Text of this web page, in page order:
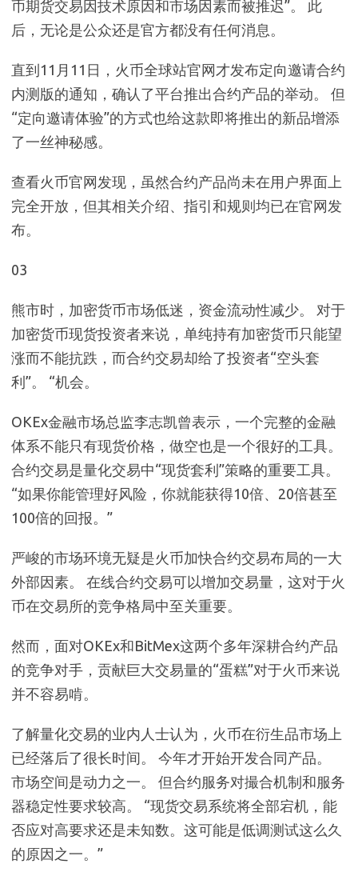
币期货交易因技术原因和市场因素而被推迟”。 此
后，无论是公众还是官方都没有任何消息。
直到11月11日，火币全球站官网才发布定向邀请合约
内测版的通知，确认了平台推出合约产品的举动。 但
“定向邀请体验”的方式也给这款即将推出的新品增添
了一丝神秘感。
查看火币官网发现，虽然合约产品尚未在用户界面上
完全开放，但其相关介绍、指引和规则均已在官网发
布。
03
熊市时，加密货币市场低迷，资金流动性减少。 对于
加密货币现货投资者来说，单纯持有加密货币只能望
涨而不能抗跌，而合约交易却给了投资者“空头套
利”。 “机会。
OKEx金融市场总监李志凯曾表示，一个完整的金融
体系不能只有现货价格，做空也是一个很好的工具。
合约交易是量化交易中“现货套利”策略的重要工具。
“如果你能管理好风险，你就能获得10倍、20倍甚至
100倍的回报。”
严峻的市场环境无疑是火币加快合约交易布局的一大
外部因素。 在线合约交易可以增加交易量，这对于火
币在交易所的竞争格局中至关重要。
然而，面对OKEx和BitMex这两个多年深耕合约产品
的竞争对手，贡献巨大交易量的“蛋糕”对于火币来说
并不容易啃。
了解量化交易的业内人士认为，火币在衍生品市场上
已经落后了很长时间。 今年才开始开发合同产品。
市场空间是动力之一。 但合约服务对撮合机制和服务
器稳定性要求较高。 “现货交易系统将全部宕机，能
否应对高要求还是未知数。这可能是低调测试这么久
的原因之一。”